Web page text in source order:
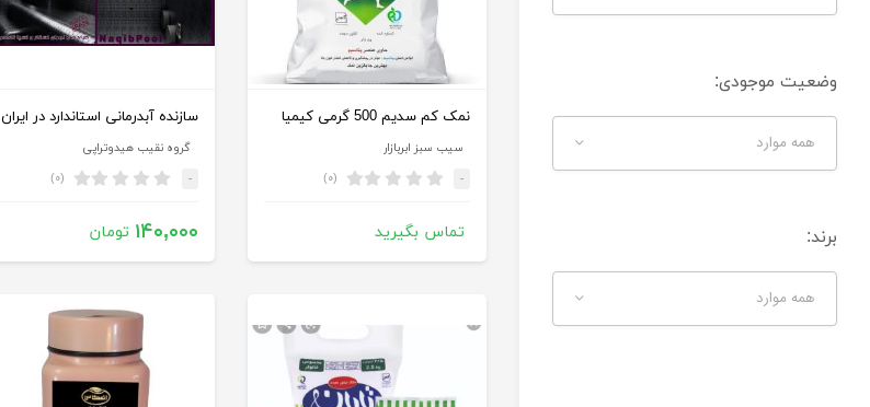
وضعیت موجودی:
همه موارد
برند:
همه موارد
نمک کم سدیم 500 گرمی کیمیا
سیب سبز ابربازار
- (۰)
تماس بگیرید
سازنده آبدرمانی استاندارد در ایران
گروه نقیب هیدوتراپی
- (۰)
۱۴۰,۰۰۰ تومان